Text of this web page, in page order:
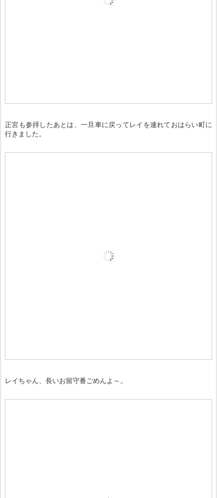
正宮も参拝したあとは、一旦車に戻ってレイを連れておはらい町に
行きました。
レイちゃん、長いお留守番ごめんよ～。